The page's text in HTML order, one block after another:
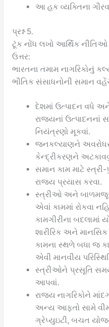
આ હક વ્યક્તિના
પ્રશ્ન 5.
ટૂંક નોંધ લખો આર્થિક નીતિઓ
ઉત્તર:
ભારતના તમામ નાગરિકોનું
ભૌતિક સંસાધનોની સમાન
દેશમાં ઉત્પાદન વધે
રાજ્યનાં ઉત્પાદનનાં
નિયંત્રણો મૂકવાં.
જનકલ્યાણને
કેન્દ્રીકરણને
સમાન કામ માટે
રાજ્ય પ્રયાસ કરવા.
સ્ત્રીઓ અને
એવાં કામમાં રોકવા
કામગીરીના
શારીરિક અને માનસિક
કામના સ્થળે બધા જ
એવી માનવીય
સ્ત્રીઓને પ્રસૂતિ
આપવાં.
રાજ્ય નાગરિકોને
અન્ય આફતો સામે
ગ્રેપ્યુઇટી, બચત